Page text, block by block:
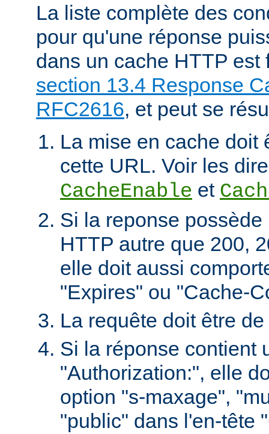
La liste complète des
pour qu'une réponse
dans un cache HTTP est
section 13.4 Response
RFC2616, et peut se
La mise en cache doit
cette URL. Voir les
CacheEnable et
Si la reponse
HTTP autre que 200,
elle doit aussi
"Expires" ou "Cache-
La requête doit être
Si la réponse contient
"Authorization:", elle
option "s-maxage",
"public" dans l'en-tête